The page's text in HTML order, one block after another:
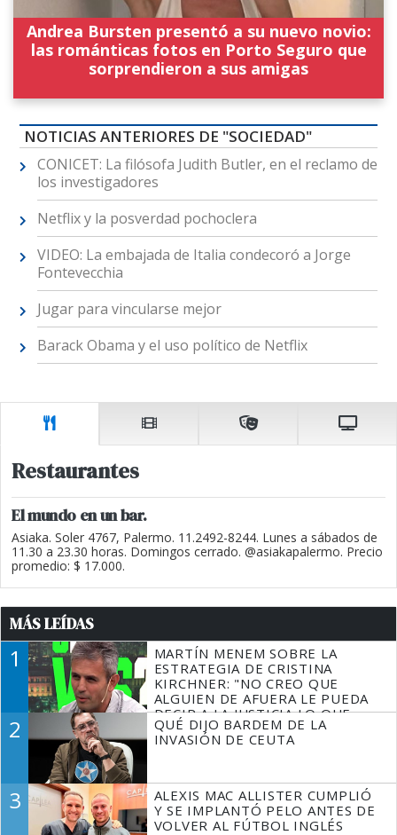
Andrea Bursten presentó a su nuevo novio:
las románticas fotos en Porto Seguro que
sorprendieron a sus amigas
NOTICIAS ANTERIORES DE "SOCIEDAD"
CONICET: La filósofa Judith Butler, en el reclamo de
los investigadores
Netflix y la posverdad pochoclera
VIDEO: La embajada de Italia condecoró a Jorge
Fontevecchia
Jugar para vincularse mejor
Barack Obama y el uso político de Netflix
Restaurantes
El mundo en un bar.
Asiaka. Soler 4767, Palermo. 11.2492-8244. Lunes a sábados de
11.30 a 23.30 horas. Domingos cerrado. @asiakapalermo. Precio
promedio: $ 17.000.
MÁS LEÍDAS
1
MARTÍN MENEM SOBRE LA
ESTRATEGIA DE CRISTINA
KIRCHNER: "NO CREO QUE
ALGUIEN DE AFUERA LE PUEDA
DECIR A LA JUSTICIA LO QUE
TIENE QUE HACER"
2
QUÉ DIJO BARDEM DE LA
INVASIÓN DE CEUTA
3
ALEXIS MAC ALLISTER CUMPLIÓ
Y SE IMPLANTÓ PELO ANTES DE
VOLVER AL FÚTBOL INGLÉS